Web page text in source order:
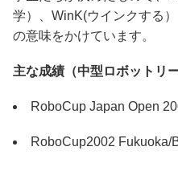
学）、WinK(ウインクする
の意味をかけています。
主な成績（中型ロボットリー
RoboCup Japan Open
RoboCup2002 Fukuoka/